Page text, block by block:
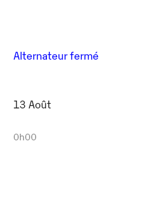
Alternateur fermé
13 Août
0h00